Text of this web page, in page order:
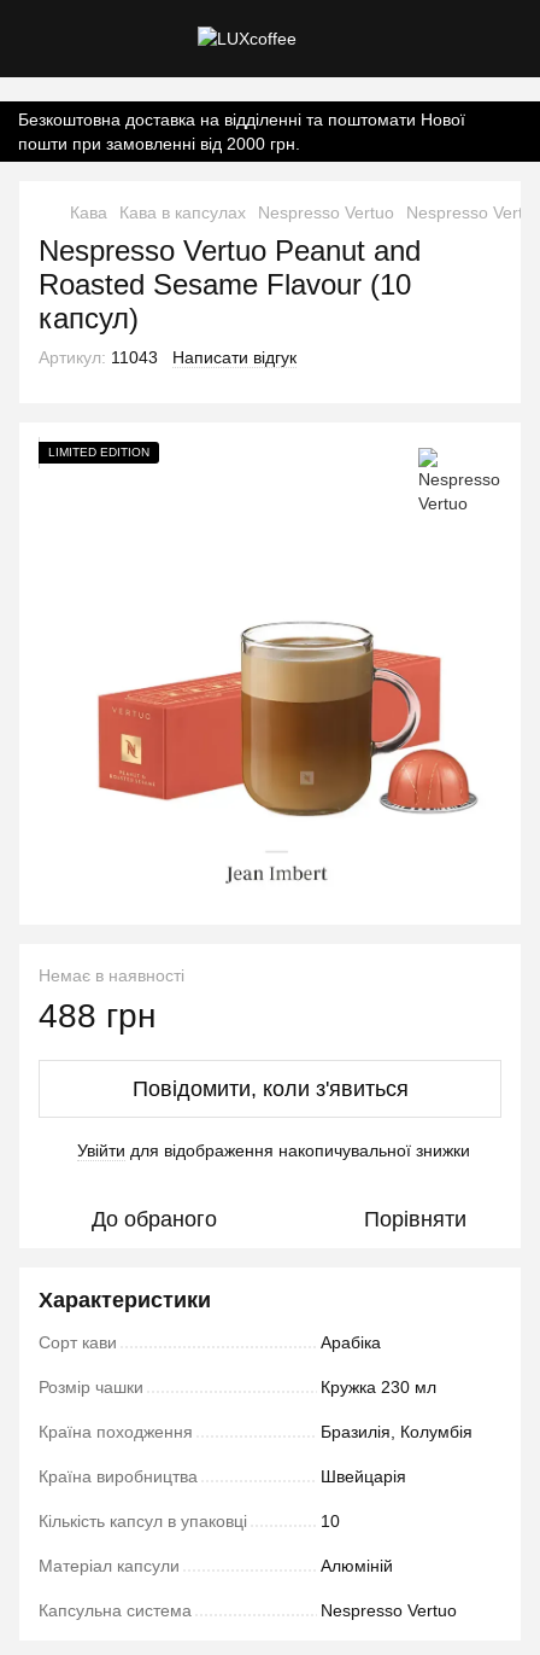
Безкоштовна доставка на відділенні та поштомати Нової
пошти при замовленні від 2000 грн.
Кава Кава в капсулах Nespresso Vertuo Nespresso
Nespresso Vertuo Peanut and
Roasted Sesame Flavour (10
капсул)
Артикул: 11043 Написати відгук
LIMITED EDITION
Немає в наявності
488 грн
Повідомити, коли з'явиться
Увійти для відображення накопичувальної знижки
До обраного Порівняти
Характеристики
Сорт кави Арабіка
Розмір чашки Кружка 230 мл
Країна походження Бразилія, Колумбія
Країна виробництва Швейцарія
Кількість капсул в упаковці 10
Матеріал капсули Алюміній
Капсульна система Nespresso Vertuo